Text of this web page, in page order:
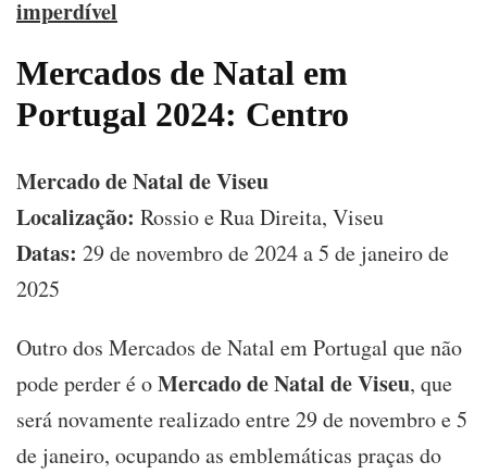
imperdível
Mercados de Natal em
Portugal 2024: Centro
Mercado de Natal de Viseu
Localização: Rossio e Rua Direita, Viseu
Datas: 29 de novembro de 2024 a 5 de janeiro de
2025
Outro dos Mercados de Natal em Portugal que não
pode perder é oMercado de Natal de Viseu, que
será novamente realizado entre 29 de novembro e 5
de janeiro, ocupando as emblemáticas praças do